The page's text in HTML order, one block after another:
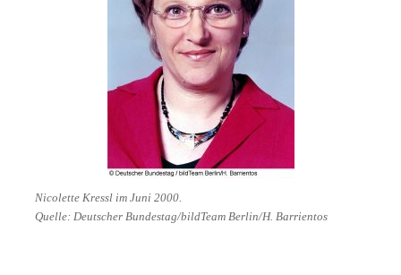
Nicolette Kressl im Juni 2000.
Quelle: Deutscher Bundestag/bildTeam Berlin/H. Barrientos